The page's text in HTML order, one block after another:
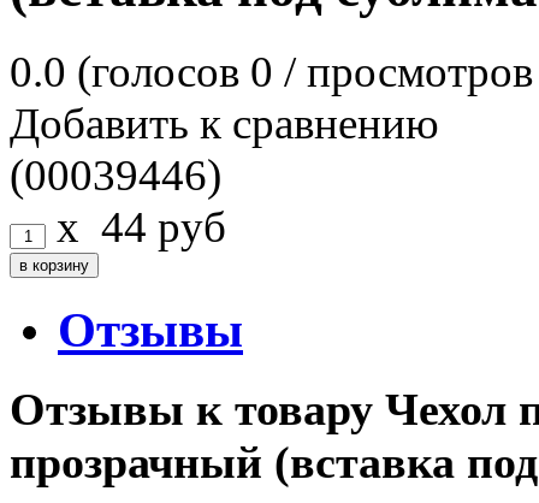
0.0 (голосов 0 /
Добавить к сравнению
(00039446)
x 44 руб
Отзывы
Отзывы к товару Чехол
прозрачный (вставка